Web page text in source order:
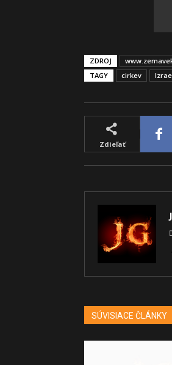
ZDROJ
TAGY
cirkev
Zdieľať
SÚVISIACE ČLÁNKY